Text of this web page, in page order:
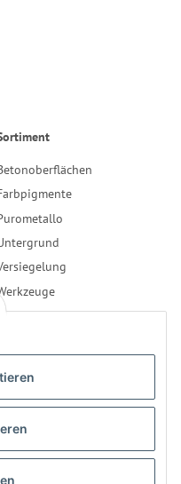
Reinigung